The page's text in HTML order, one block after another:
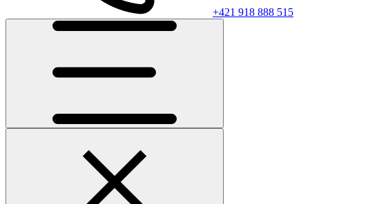
+421 918 888 515